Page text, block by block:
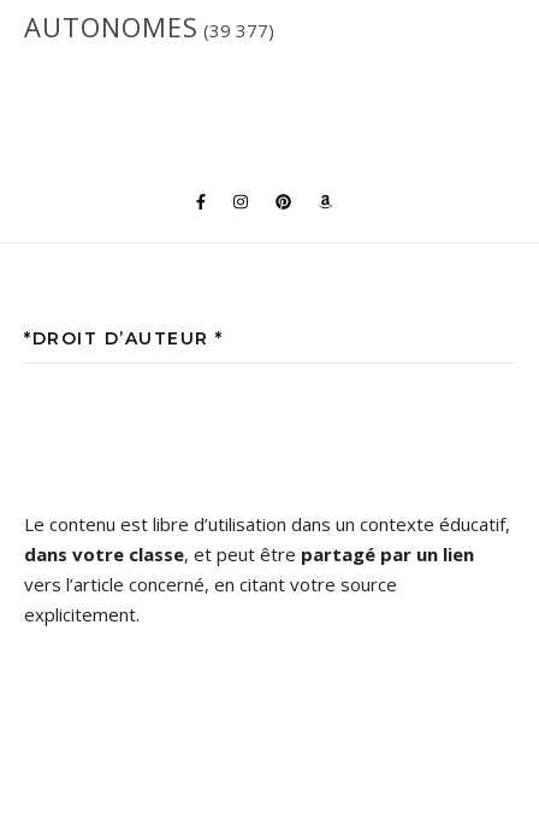
AUTONOMES (39 377)
*DROIT D’AUTEUR *
Le contenu est libre d’utilisation dans un contexte éducatif,
dans votre classe, et peut être partagé par un lien
vers l’article concerné, en citant votre source
explicitement.